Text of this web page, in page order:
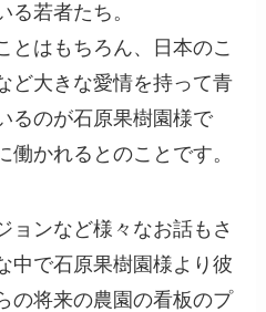
る若者たち。
とはもちろん、日本のこ
ど大きな愛情を持って青
るのが石原果樹園様で
かれるとのことです。
ョンなど様々なお話もさ
中で石原果樹園様より彼
の将来の農園の看板のプ